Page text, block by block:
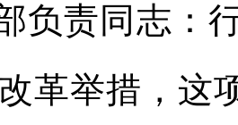
负责同志：
革举措，这